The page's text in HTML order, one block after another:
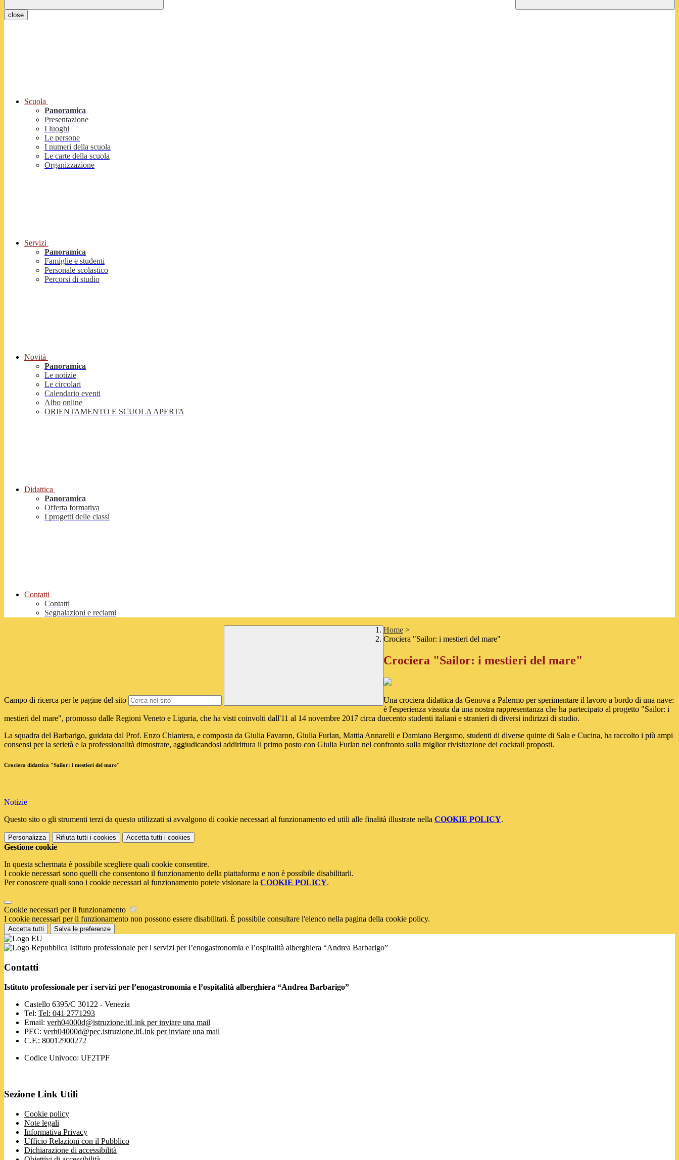
close
Scuola
Panoramica
Presentazione
I luoghi
Le persone
I numeri della scuola
Le carte della scuola
Organizzazione
Servizi
Panoramica
Famiglie e studenti
Personale scolastico
Percorsi di studio
Novità
Panoramica
Le notizie
Le circolari
Calendario eventi
Albo online
ORIENTAMENTO E SCUOLA APERTA
Didattica
Panoramica
Offerta formativa
I progetti delle classi
Contatti
Contatti
Segnalazioni e reclami
Campo di ricerca per le pagine del sito
Home >
Crociera "Sailor: i mestieri del mare"
Crociera "Sailor: i mestieri del mare"
Una crociera didattica da Genova a Palermo per sperimentare il lavoro a bordo di una nave:
è l'esperienza vissuta da una nostra rappresentanza che ha partecipato al progetto "Sailor: i
mestieri del mare", promosso dalle Regioni Veneto e Liguria, che ha visti coinvolti dall'11 al 14 novembre 2017 circa duecento studenti italiani e stranieri di diversi indirizzi di studio.
La squadra del Barbarigo, guidata dal Prof. Enzo Chiantera, e composta da Giulia Favaron, Giulia Furlan, Mattia Annarelli e Damiano Bergamo, studenti di diverse quinte di Sala e Cucina, ha raccolto i più ampi
consensi per la serietà e la professionalità dimostrate, aggiudicandosi addirittura il primo posto con Giulia Furlan nel confronto sulla miglior rivisitazione dei cocktail proposti.
Crociera didattica "Sailor: i mestieri del mare"
Notizie
Questo sito o gli strumenti terzi da questo utilizzati si avvalgono di cookie necessari al funzionamento ed utili alle finalità illustrate nella COOKIE POLICY.
Personalizza Rifiuta tutti i cookies Accetta tutti i cookies
Gestione cookie
In questa schermata è possibile scegliere quali cookie consentire.
I cookie necessari sono quelli che consentono il funzionamento della piattaforma e non è possibile disabilitarli.
Per conoscere quali sono i cookie necessari al funzionamento potete visionare la COOKIE POLICY.
Cookie necessari per il funzionamento
I cookie necessari per il funzionamento non possono essere disabilitati. È possibile consultare l'elenco nella pagina della cookie policy.
Accetta tutti Salva le preferenze
Istituto professionale per i servizi per l’enogastronomia e l’ospitalità alberghiera “Andrea Barbarigo”
Contatti
Istituto professionale per i servizi per l’enogastronomia e l’ospitalità alberghiera “Andrea Barbarigo”
Castello 6395/C 30122 - Venezia
Tel: Tel: 041 2771293
Email: verh04000d@istruzione.itLink per inviare una mail
PEC: verh04000d@pec.istruzione.itLink per inviare una mail
C.F.: 80012900272
Codice Univoco: UF2TPF
Sezione Link Utili
Cookie policy
Note legali
Informativa Privacy
Ufficio Relazioni con il Pubblico
Dichiarazione di accessibilità